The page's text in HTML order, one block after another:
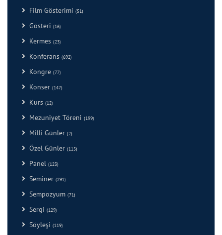
Film Gösterimi (51)
Gösteri (16)
Kermes (23)
Konferans (692)
Kongre (77)
Konser (147)
Kurs (12)
Mezuniyet Töreni (199)
Milli Günler (2)
Özel Günler (115)
Panel (123)
Seminer (291)
Sempozyum (71)
Sergi (129)
Söyleşi (119)